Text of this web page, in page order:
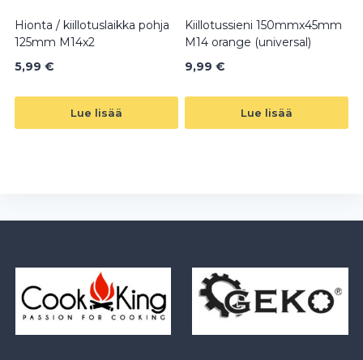
Hionta / kiillotuslaikka pohja
125mm M14x2
5,99 €
Lue lisää
Kiillotussieni 150mmx45mm
M14 orange (universal)
9,99 €
Lue lisää